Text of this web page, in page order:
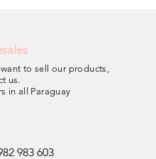
to sell our products,
us.
in all Paraguay
983 603